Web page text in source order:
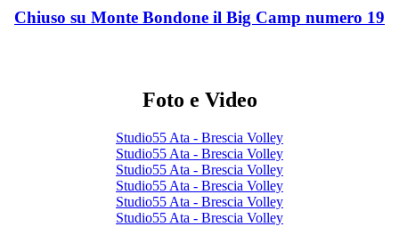
Chiuso su Monte Bondone il Big Camp numero 19
Foto e Video
Studio55 Ata - Brescia Volley
Studio55 Ata - Brescia Volley
Studio55 Ata - Brescia Volley
Studio55 Ata - Brescia Volley
Studio55 Ata - Brescia Volley
Studio55 Ata - Brescia Volley